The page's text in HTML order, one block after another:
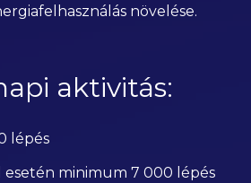
növelése.
aktivitás:
lépés
minimum 7 000 lépés